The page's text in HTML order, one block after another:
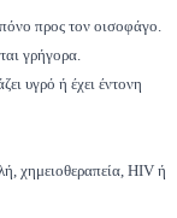
προς τον οισοφάγο.
γρήγορα.
υγρό ή έχει έντονη
χημειοθεραπεία, HIV ή